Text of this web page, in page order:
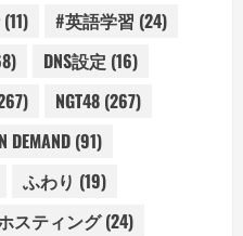
(11) #英語学習 (24)
DNS設定 (16)
NGT48 (267)
DEMAND (91)
ふわり (19)
スティング(24)